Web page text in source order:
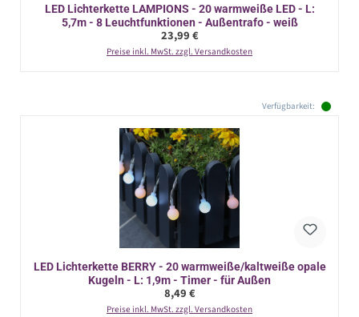
LED Lichterkette LAMPIONS - 20 warmweiße LED - L:
5,7m - 8 Leuchtfunktionen - Außentrafo - weiß
Regulärer Preis:
23,99 €
Preise inkl. MwSt. zzgl. Versandkosten
Verfügbarkeit:
LED Lichterkette BERRY - 20 warmweiße/kaltweiße opale
Kugeln - L: 1,9m - Timer - für Außen
Regulärer Preis:
8,49 €
Preise inkl. MwSt. zzgl. Versandkosten